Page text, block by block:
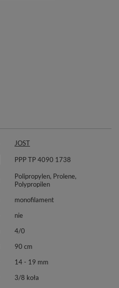
JOST
PPP TP 4090 1738
Polipropylen, Prolene,
Polypropilen
monofilament
nie
4/0
90 cm
14 - 19 mm
3/8 koła